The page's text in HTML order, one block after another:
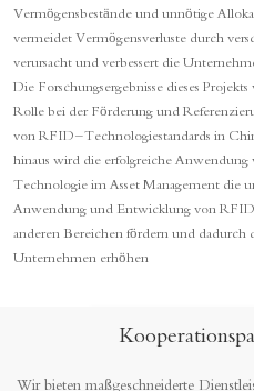
Vermögensbestände und unnötige
vermeidet Vermögensverluste durch
verursacht und verbessert die
Die Forschungsergebnisse dieses
Rolle bei der Förderung und
von RFID-Technologiestandards in
hinaus wird die erfolgreiche
Technologie im Asset Management die
Anwendung und Entwicklung von
anderen Bereichen fördern und dadurch
Unternehmen erhöhen
Wir bieten maßgeschneiderte